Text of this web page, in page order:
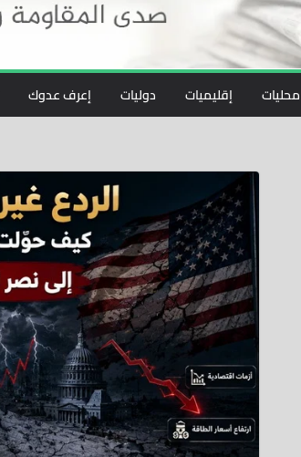
محليات إقليميات دوليات إعرف عدوك